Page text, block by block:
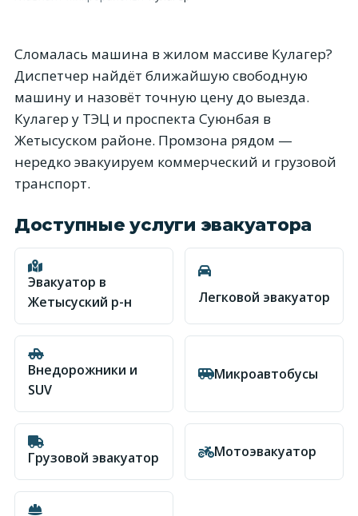
Сломалась машина в жилом массиве Кулагер?
Диспетчер найдёт ближайшую свободную
машину и назовёт точную цену до выезда.
Кулагер у ТЭЦ и проспекта Суюнбая в
Жетысуском районе. Промзона рядом —
нередко эвакуируем коммерческий и грузовой
транспорт.
Доступные услуги эвакуатора
Эвакуатор в
Жетысуский р-н
Легковой эвакуатор
Внедорожники и
SUV
Микроавтобусы
Грузовой эвакуатор Мотоэвакуатор